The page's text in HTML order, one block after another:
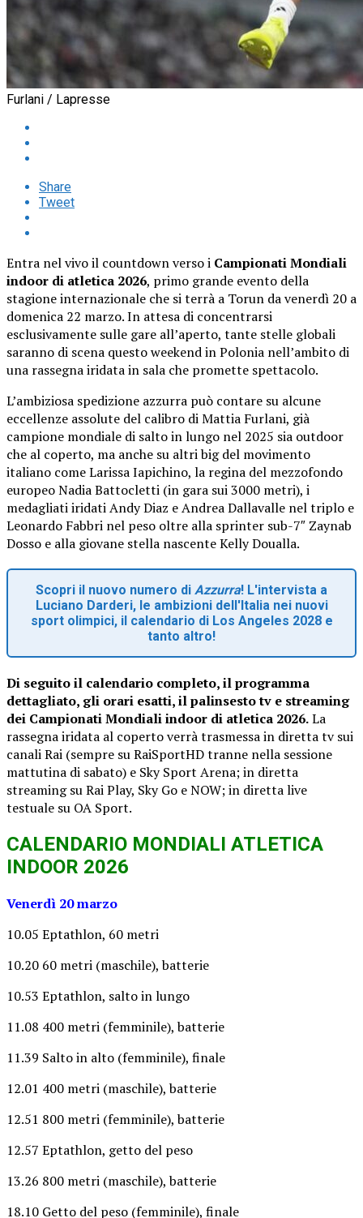
Furlani / Lapresse
Share
Tweet
Entra nel vivo il countdown verso i Campionati Mondiali
indoor di atletica 2026, primo grande evento della
stagione internazionale che si terrà a Torun da venerdì 20 a
domenica 22 marzo. In attesa di concentrarsi
esclusivamente sulle gare all’aperto, tante stelle globali
saranno di scena questo weekend in Polonia nell’ambito di
una rassegna iridata in sala che promette spettacolo.
L’ambiziosa spedizione azzurra può contare su alcune
eccellenze assolute del calibro di Mattia Furlani, già
campione mondiale di salto in lungo nel 2025 sia outdoor
che al coperto, ma anche su altri big del movimento
italiano come Larissa Iapichino, la regina del mezzofondo
europeo Nadia Battocletti (in gara sui 3000 metri), i
medagliati iridati Andy Diaz e Andrea Dallavalle nel triplo e
Leonardo Fabbri nel peso oltre alla sprinter sub-7″ Zaynab
Dosso e alla giovane stella nascente Kelly Doualla.
Scopri il nuovo numero di Azzurra! L'intervista a
Luciano Darderi, le ambizioni dell'Italia nei nuovi
sport olimpici, il calendario di Los Angeles 2028 e
tanto altro!
Di seguito il calendario completo, il programma
dettagliato, gli orari esatti, il palinsesto tv e streaming
dei Campionati Mondiali indoor di atletica 2026.La
rassegna iridata al coperto verrà trasmessa in diretta tv sui
canali Rai (sempre su RaiSportHD tranne nella sessione
mattutina di sabato) e Sky Sport Arena; in diretta
streaming su Rai Play, Sky Go e NOW; in diretta live
testuale su OA Sport.
CALENDARIO MONDIALI ATLETICA
INDOOR 2026
Venerdì 20 marzo
10.05 Eptathlon, 60 metri
10.20 60 metri (maschile), batterie
10.53 Eptathlon, salto in lungo
11.08 400 metri (femminile), batterie
11.39 Salto in alto (femminile), finale
12.01 400 metri (maschile), batterie
12.51 800 metri (femminile), batterie
12.57 Eptathlon, getto del peso
13.26 800 metri (maschile), batterie
18.10 Getto del peso (femminile), finale